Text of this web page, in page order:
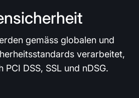
gemäss globalen und
verarbeitet,
PCI DSS, SSL und nDSG.